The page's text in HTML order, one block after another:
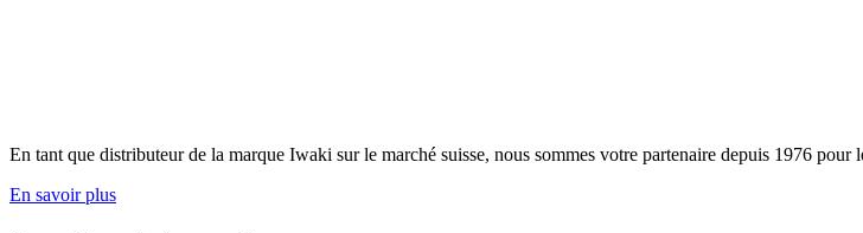
En tant que distributeur de la marque Iwaki sur le marché suisse, nous sommes votre partenaire depuis 1976 pour
En savoir plus